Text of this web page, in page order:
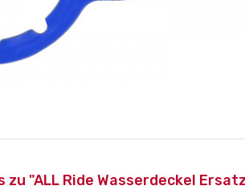
zu "ALL Ride Wasserdeckel